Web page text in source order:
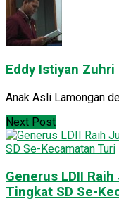
Eddy Istiyan Zuhri
Anak Asli Lamongan
Next Post
Generus LDII
Tingkat SD Se-